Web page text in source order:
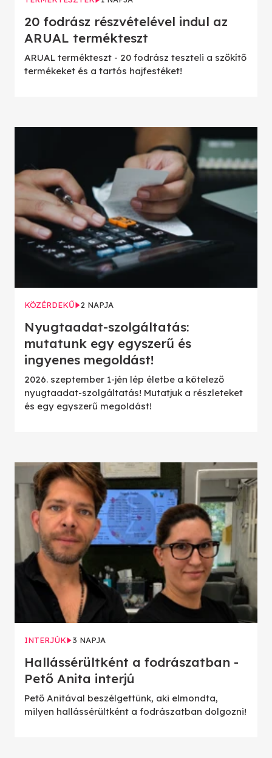
20 fodrász részvételével indul az
ARUAL termékteszt
ARUAL termékteszt - 20 fodrász teszteli a szőkítő
termékeket és a tartós hajfestéket!
KÖZÉRDEKŰ 2 NAPJA
Nyugtaadat-szolgáltatás:
mutatunk egy egyszerű és
ingyenes megoldást!
2026. szeptember 1-jén lép életbe a kötelező
nyugtaadat-szolgáltatás! Mutatjuk a részleteket
és egy egyszerű megoldást!
INTERJÚK 3 NAPJA
Hallássérültként a fodrászatban -
Pető Anita interjú
Pető Anitával beszélgettünk, aki elmondta,
milyen hallássérültként a fodrászatban dolgozni!